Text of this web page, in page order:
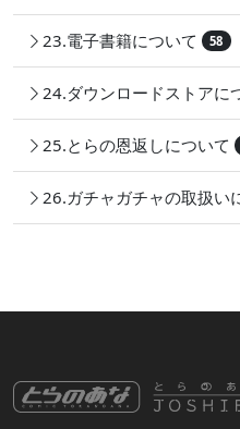
23.電子書籍について 58
24.ダウンロードストアに
25.とらの恩返しについて
26.ガチャガチャの取扱い